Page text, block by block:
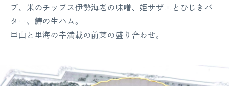
プ、米のチップス伊勢海老の味噌、姫サザエとひじきバ
ター、鰆の生ハム。
里山と里海の幸満載の前菜の盛り合わせ。